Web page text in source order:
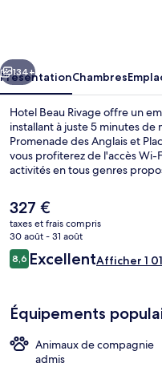
Suivant
134+
PrésentationChambres
Hotel Beau Rivage offre un
installant à juste 5 minutes
Promenade des Anglais et
vous profiterez de l'accès
activités en tous genres
plage, un bar / salon et un
l'emplacement remportent un
voyageurs. Les transports
pied : Station de tramway
de tramway Place Masséna, à
Le
prix
actuel
est
de
327 €
taxes et frais compris
30 août - 31 août
Avis
voyageurs
8,68,6 sur 10
ExcellentAfficher 1
Équipements
Animaux de compagnie
admis